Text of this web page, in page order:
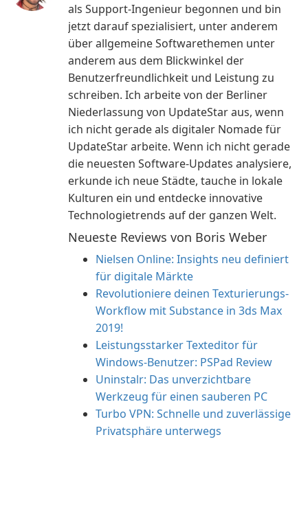
als Support-Ingenieur begonnen und bin
jetzt darauf spezialisiert, unter anderem
über allgemeine Softwarethemen unter
anderem aus dem Blickwinkel der
Benutzerfreundlichkeit und Leistung zu
schreiben. Ich arbeite von der Berliner
Niederlassung von UpdateStar aus, wenn
ich nicht gerade als digitaler Nomade für
UpdateStar arbeite. Wenn ich nicht gerade
die neuesten Software-Updates analysiere,
erkunde ich neue Städte, tauche in lokale
Kulturen ein und entdecke innovative
Technologietrends auf der ganzen Welt.
Neueste Reviews von Boris Weber
Nielsen Online: Insights neu definiert
für digitale Märkte
Revolutioniere deinen Texturierungs-
Workflow mit Substance in 3ds Max
2019!
Leistungsstarker Texteditor für
Windows-Benutzer: PSPad Review
Uninstalr: Das unverzichtbare
Werkzeug für einen sauberen PC
Turbo VPN: Schnelle und zuverlässige
Privatsphäre unterwegs